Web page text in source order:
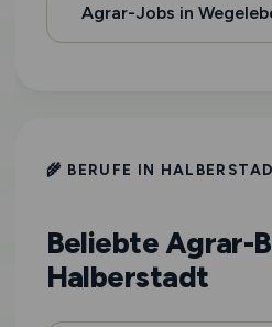
Agrar-Jobs in
🌾 BERUFE IN
Beliebte Agrar-
Halberstadt